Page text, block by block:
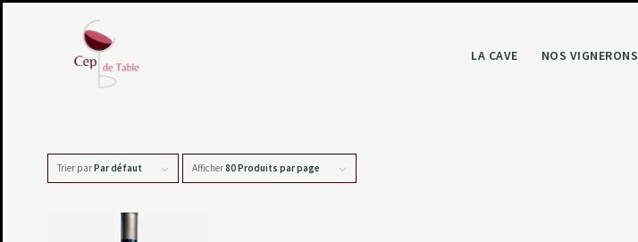
LA CAVE NOS VIGNERONS
Trier parPar défaut Afficher80 Produits par page